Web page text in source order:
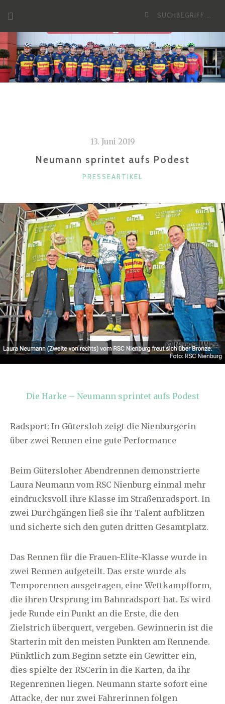
Inhalt
Suche
13. Juni 2019
Neumann sprintet aufs Podest
KATEGORIEN
PRESSEARTIKEL
Die Harke – Neumann sprintet aufs Podest
Radsport: In Gütersloh zeigt die Nienburgerin
über zwei Rennen eine gute Performance
Beim Gütersloher Abendrennen demonstrierte
Laura Neumann vom RSC Nienburg einmal mehr
eindrucksvoll ihre Klasse im Straßenradsport. In
zwei Durchgängen ließ sie ihr Talent aufblitzen
und sicherte sich den guten dritten Gesamtplatz.
Das Rennen für die Frauen-Elite-Klasse wurde in
zwei Rennen aufgeteilt. Das erste wurde als
Temporennen ausgetragen, eine Wettkampfform,
die ihren Ursprung im Bahnradsport hat. Es wird
jede Runde ein Punkt an die Erste, die den
Zielstrich überquert, vergeben. Gewinnerin ist die
Starterin mit den meisten Punkten am Rennende.
Pünktlich zum Beginn setzte ein Gewitter ein,
dies spielte der RSCerin in die Karten, da ihr
Regenrennen liegen. Neumann starte sofort eine
Attacke, der nur zwei Fahrerinnen folgen